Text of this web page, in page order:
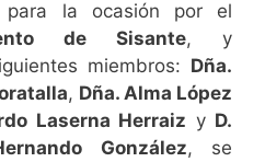
para la ocasión por el
de Sisante, y
miembros: Dña.
, Dña. Alma López
Laserna Herraiz y D.
González, se